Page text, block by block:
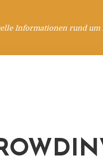
Informationen rund um